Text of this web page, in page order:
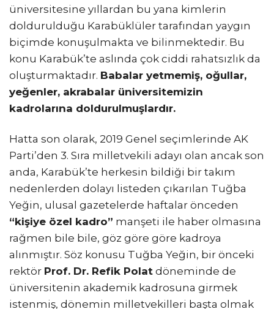
üniversitesine yıllardan bu yana kimlerin
doldurulduğu Karabüklüler tarafından yaygın
biçimde konuşulmakta ve bilinmektedir. Bu
konu Karabük’te aslında çok ciddi rahatsızlık da
oluşturmaktadır. Babalar yetmemiş, oğullar,
yeğenler, akrabalar üniversitemizin
kadrolarına doldurulmuşlardır.
Hatta son olarak, 2019 Genel seçimlerinde AK
Parti’den 3. Sıra milletvekili adayı olan ancak son
anda, Karabük’te herkesin bildiği bir takım
nedenlerden dolayı listeden çıkarılan Tuğba
Yeğin, ulusal gazetelerde haftalar önceden
“kişiye özel kadro” manşeti ile haber olmasına
rağmen bile bile, göz göre göre kadroya
alınmıştır. Söz konusu Tuğba Yeğin, bir önceki
rektör Prof. Dr. Refik Polat döneminde de
üniversitenin akademik kadrosuna girmek
istenmiş, dönemin milletvekilleri başta olmak